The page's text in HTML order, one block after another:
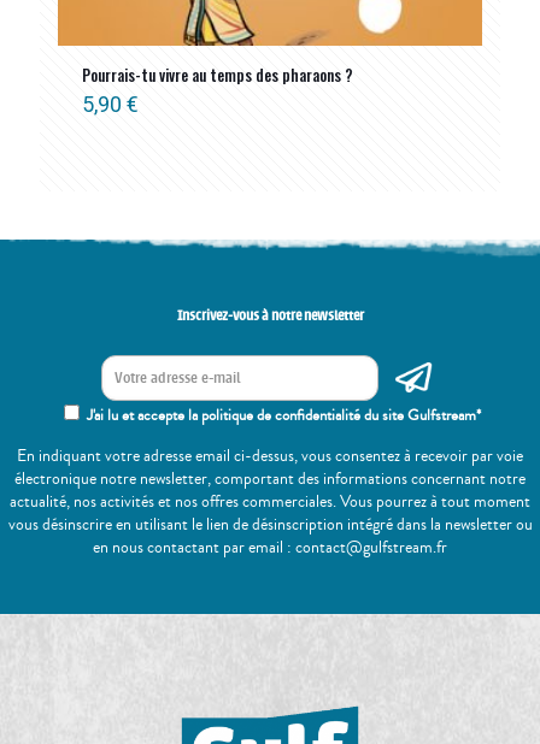
Pourrais-tu vivre au temps des pharaons ?
5,90 €
Inscrivez-vous à notre newsletter
J'ai lu et accepte la politique de confidentialité du site Gulfstream*
En indiquant votre adresse email ci-dessus, vous consentez à recevoir par voie
électronique notre newsletter, comportant des informations concernant notre
actualité, nos activités et nos offres commerciales. Vous pourrez à tout moment
vous désinscrire en utilisant le lien de désinscription intégré dans la newsletter ou
en nous contactant par email : contact@gulfstream.fr